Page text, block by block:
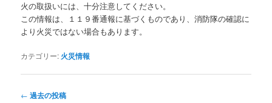
火の取扱いには、十分注意してください。
この情報は、１１９番通報に基づくものであり、消防隊の確認に
より火災ではない場合もあります。
カテゴリー: 火災情報
投
← 過去の投稿